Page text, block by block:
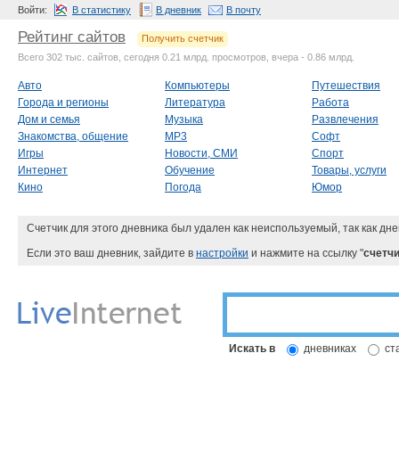
Войти: В статистику В дневник В почту
Рейтинг сайтов
Получить счетчик
Всего 302 тыс. сайтов, сегодня 0.21 млрд. просмотров, вчера - 0.86 млрд.
Авто
Города и регионы
Дом и семья
Знакомства, общение
Игры
Интернет
Кино
Компьютеры
Литература
Музыка
MP3
Новости, СМИ
Обучение
Погода
Путешествия
Работа
Развлечения
Софт
Спорт
Товары, услуги
Юмор
Счетчик для этого дневника был удален как неиспользуемый, так как
Если это ваш дневник, зайдите в настройки и нажмите на ссылку "
Искать в дневниках